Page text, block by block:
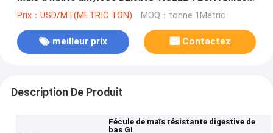
de maïs à haute amylose H70
Prix：USD/MT(METRIC TON) MOQ：tonne 1Metric
meilleur prix Contactez
Description De Produit
Fécule de maïs résistante digestive de
bas GI